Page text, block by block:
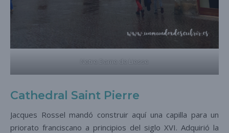
Notre Dame de Liesse
Cathedral Saint Pierre
Jacques Rossel mandó construir aquí una capilla para un
priorato franciscano a principios del siglo XVI. Adquirió la